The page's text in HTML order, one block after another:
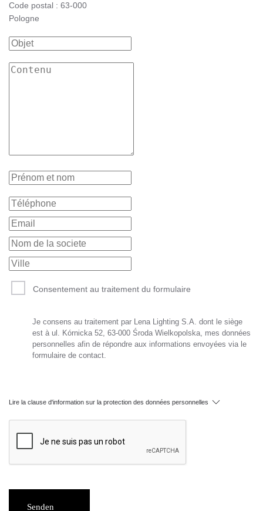
Code postal : 63-000
Pologne
Consentement au traitement du formulaire
Je consens au traitement par Lena Lighting S.A. dont le siège
est à ul. Kórnicka 52, 63-000 Środa Wielkopolska, mes données
personnelles afin de répondre aux informations envoyées via le
formulaire de contact.
Lire la clause d'information sur la protection des données personnelles
Senden